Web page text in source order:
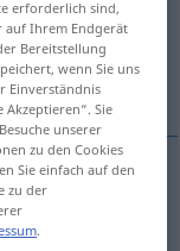
antippen)
erforderlich sind,
auf Ihrem Endgerät
Bereitstellung
wenn Sie uns
Einverständnis
Akzeptieren“. Sie
unserer
zu den Cookies
Sie einfach auf den
zu der
.